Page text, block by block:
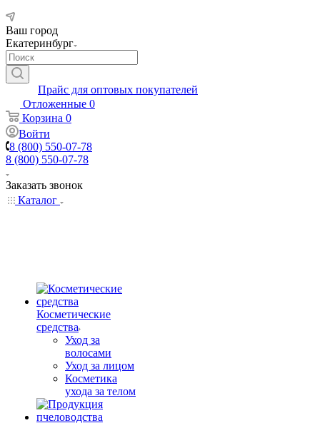
Ваш город
Екатеринбург
Прайс для оптовых покупателей
Отложенные 0
Корзина 0
Войти
8 (800) 550-07-78
8 (800) 550-07-78
Заказать звонок
Каталог
Косметические
средства
Уход за
волосами
Уход за лицом
Косметика
ухода за телом